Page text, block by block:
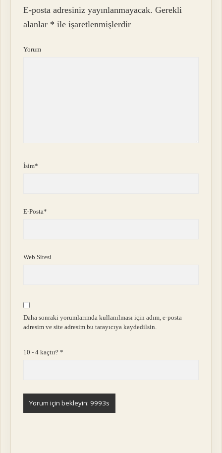
E-posta adresiniz yayınlanmayacak. Gerekli
alanlar * ile işaretlenmişlerdir
Yorum
İsim*
E-Posta*
Web Sitesi
Daha sonraki yorumlarımda kullanılması için adım, e-posta
adresim ve site adresim bu tarayıcıya kaydedilsin.
10 - 4 kaçtır?*